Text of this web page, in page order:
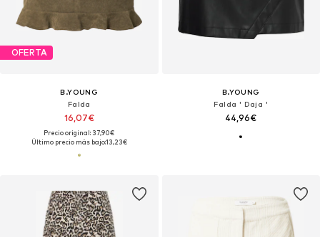
OFERTA
B.YOUNG
Falda
16,07€
Precio original: 37,90€
Último precio más bajo:13,23€
B.YOUNG
Falda ' Daja '
44,96€